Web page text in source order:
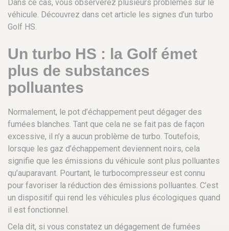
Dans ce cas, vous observerez plusieurs problèmes sur le
véhicule. Découvrez dans cet article les signes d’un turbo
Golf HS.
Un turbo HS : la Golf émet
plus de substances
polluantes
Normalement, le pot d’échappement peut dégager des
fumées blanches. Tant que cela ne se fait pas de façon
excessive, il n’y a aucun problème de turbo. Toutefois,
lorsque les gaz d’échappement deviennent noirs, cela
signifie que les émissions du véhicule sont plus polluantes
qu’auparavant. Pourtant, le turbocompresseur est connu
pour favoriser la réduction des émissions polluantes. C’est
un dispositif qui rend les véhicules plus écologiques quand
il est fonctionnel.
Cela dit, si vous constatez un dégagement de fumées